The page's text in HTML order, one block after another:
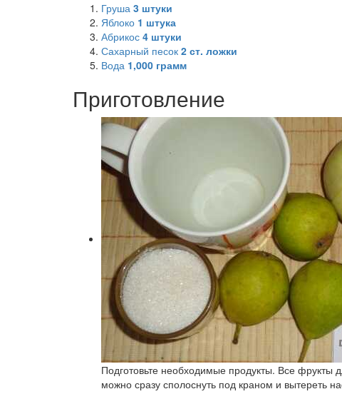
Груша 3 штуки
Яблоко 1 штука
Абрикос 4 штуки
Сахарный песок 2 ст. ложки
Вода 1,000 грамм
Приготовление
Подготовьте необходимые продукты. Все фрукты
можно сразу сполоснуть под краном и вытереть